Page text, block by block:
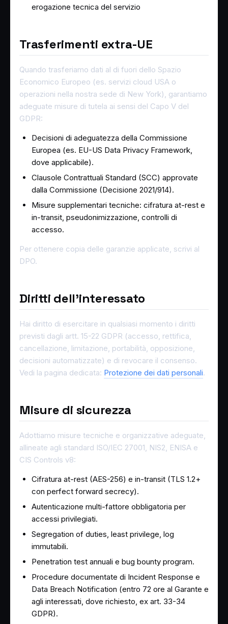
erogazione tecnica del servizio
Trasferimenti extra-UE
Quando trasferiamo dati al di fuori dello Spazio
Economico Europeo (es. servizi cloud USA o
operazioni nella nostra sede di New York), garantiamo
adeguate misure di tutela ai sensi del Capo V del
GDPR:
Decisioni di adeguatezza della Commissione
Europea (es. EU-US Data Privacy Framework,
dove applicabile).
Clausole Contrattuali Standard (SCC) approvate
dalla Commissione (Decisione 2021/914).
Misure supplementari tecniche: cifratura at-rest e
in-transit, pseudonimizzazione, controlli di
accesso.
Per ottenere copia delle garanzie applicate, scrivi al
DPO.
Diritti dell'interessato
Hai diritto di esercitare in qualsiasi momento i diritti
previsti dagli artt. 15-22 GDPR (accesso, rettifica,
cancellazione, limitazione, portabilità, opposizione,
decisioni automatizzate) e di revocare il consenso.
Vedi la pagina dedicata: Protezione dei dati personali.
Misure di sicurezza
Adottiamo misure tecniche e organizzative adeguate,
allineate agli standard ISO/IEC 27001, NIS2, ENISA e
CIS Controls v8:
Cifratura at-rest (AES-256) e in-transit (TLS 1.2+
con perfect forward secrecy).
Autenticazione multi-fattore obbligatoria per
accessi privilegiati.
Segregation of duties, least privilege, log
immutabili.
Penetration test annuali e bug bounty program.
Procedure documentate di Incident Response e
Data Breach Notification (entro 72 ore al Garante e
agli interessati, dove richiesto, ex art. 33-34
GDPR).